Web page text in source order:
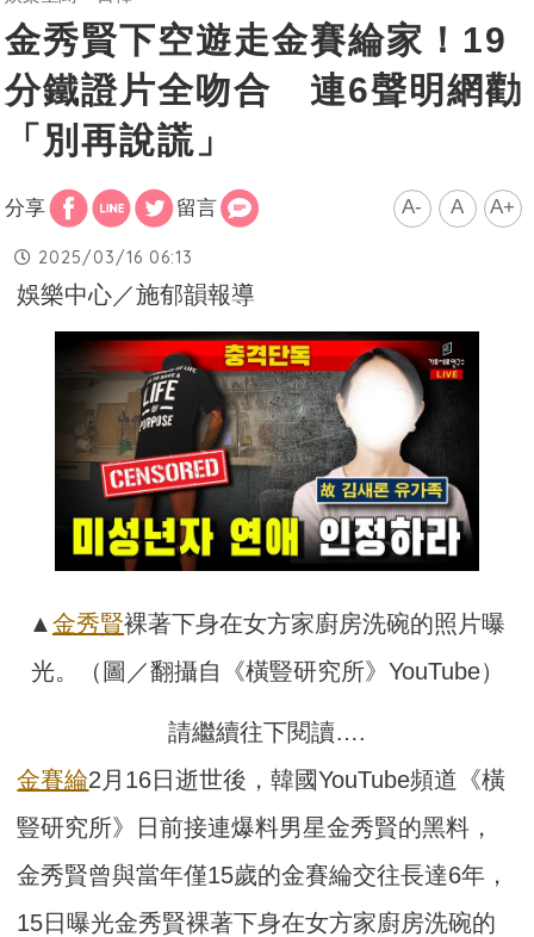
金秀賢下空遊走金賽綸家！19
分鐵證片全吻合 連6聲明網勸
「別再說謊」
分享 留言 A- A A+
2025/03/16 06:13
娛樂中心／施郁韻報導
▲ 金秀賢裸著下身在女方家廚房洗碗的照片曝
光。（圖／翻攝自《橫豎研究所》YouTube）
請繼續往下閱讀….
金賽綸2月16日逝世後，韓國YouTube頻道《橫
豎研究所》日前接連爆料男星金秀賢的黑料，
金秀賢曾與當年僅15歲的金賽綸交往長達6年，
15日曝光金秀賢裸著下身在女方家廚房洗碗的